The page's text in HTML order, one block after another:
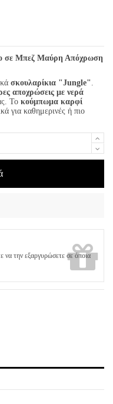
σε Μπεζ Μαύρη Απόχρωση
σκουλαρίκια "Jungle".
αποχρώσεις με νερά
Το κούμπωμα καρφί
για καθημερινές ή πιο
να την εξαργυρώσετε σε όποια